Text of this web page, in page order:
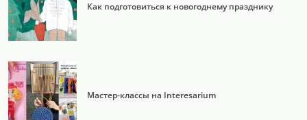
Как подготовиться к новогоднему празднику
Мастер-классы на Interesarium